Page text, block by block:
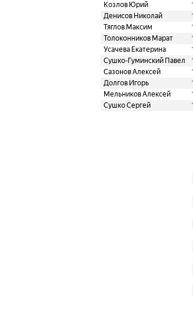
Козлов Юрий
Денисов Николай
Тяглов Максим
Толоконников Марат
Усачева Екатерина
Сушко-Гуминский Павел
Сазонов Алексей
Долгов Игорь
Мельников Алексей
Сушко Сергей